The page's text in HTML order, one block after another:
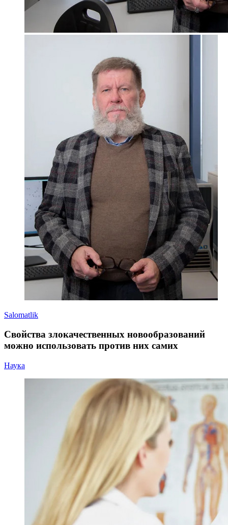
Salomatlik
Свойства злокачественных новообразований
можно использовать против них самих
Наука